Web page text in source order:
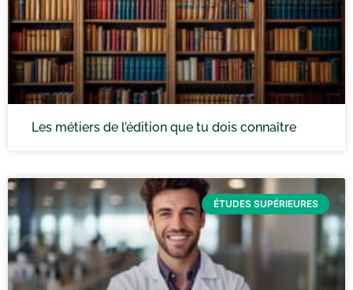
Les métiers de l’édition que tu dois connaître
ÉTUDES SUPÉRIEURES